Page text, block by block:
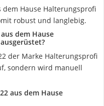
dem Hause Halterungsprofi
robust und langlebig.
dem Hause
der Marke Halterungsprofi
sondern wird manuell
aus dem Hause